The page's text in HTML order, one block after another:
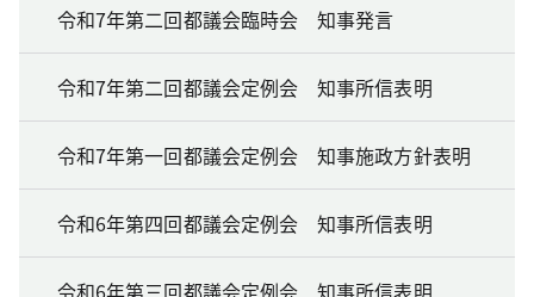
令和7年第二回都議会臨時会 知事発言
令和7年第二回都議会定例会 知事所信表明
令和7年第一回都議会定例会 知事施政方針表明
令和6年第四回都議会定例会 知事所信表明
令和6年第三回都議会定例会 知事所信表明